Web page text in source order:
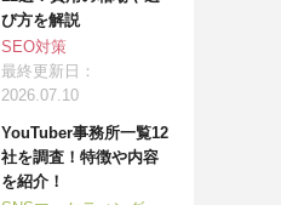
び方を解説
SEO対策
最終更新日：
2026.07.10
YouTuber事務所一覧12
社を調査！特徴や内容
を紹介！